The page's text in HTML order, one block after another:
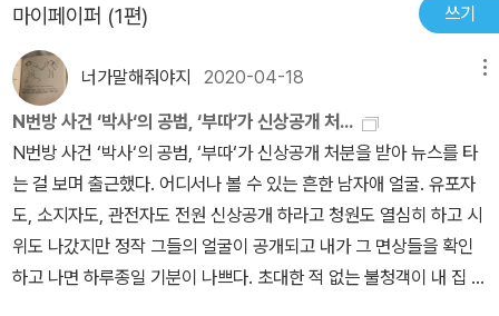
르러 범인이 체포되고 2016년에 와서야 사형 선고가 이루어진 정말
징글징글한 과정이었다. 범인의 DNA와 사용한 총알이 피해자들에게
남아 있었으나 일치하는 기록을 찾지 못해 수사관들은 번번이 좌절해
야 했고, 추적하던 형사가 은퇴할 시점이 되면 다른 형사가 이어받는
상황이 계속되었다. 다행히 가족 DNA 검사를 통해 여성들에게 공통
적으로 발견되었던 DNA와 일부 일치하는 사람의 기록을 찾을 수 있
었고, 그렇게 범인이 검거되었다. 나는 범인이 검거되면 끝이라고 생
각했던 사건이 재판 날짜가 정해지는 과정을 보고 경악을 금치 못했
는데 법대로 하다가 숨넘어가겠다는 생각 밖에는 안 들었다. 체포 시
마이페이퍼 (1편) 쓰기
너가말해줘야지 2020-04-18
N번방 사건 ‘박사‘의 공범, ‘부따‘가 신상공개 처...
N번방 사건 ‘박사‘의 공범, ‘부따‘가 신상공개 처분을 받아 뉴스를 타
는 걸 보며 출근했다. 어디서나 볼 수 있는 흔한 남자애 얼굴. 유포자
도, 소지자도, 관전자도 전원 신상공개 하라고 청원도 열심히 하고 시
위도 나갔지만 정작 그들의 얼굴이 공개되고 내가 그 면상들을 확인
하고 나면 하루종일 기분이 나쁘다. 초대한 적 없는 불청객이 내 집 문